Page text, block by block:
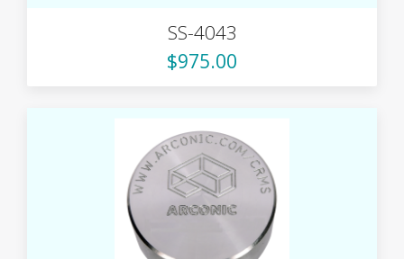
SS-4043
$975.00